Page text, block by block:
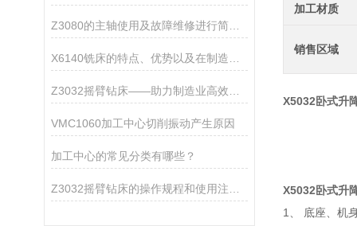
Z3080的主轴使用及故障维修进行简单介绍
VMC1060加工中心切削振动产生原因
加工中心的常见分类有哪些？
加工材质
销售区域
X5032卧式升
X5032卧式升
1、 底座、机